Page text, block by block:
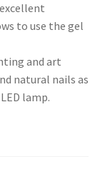
to use the gel
and art
natural nails as
lamp.